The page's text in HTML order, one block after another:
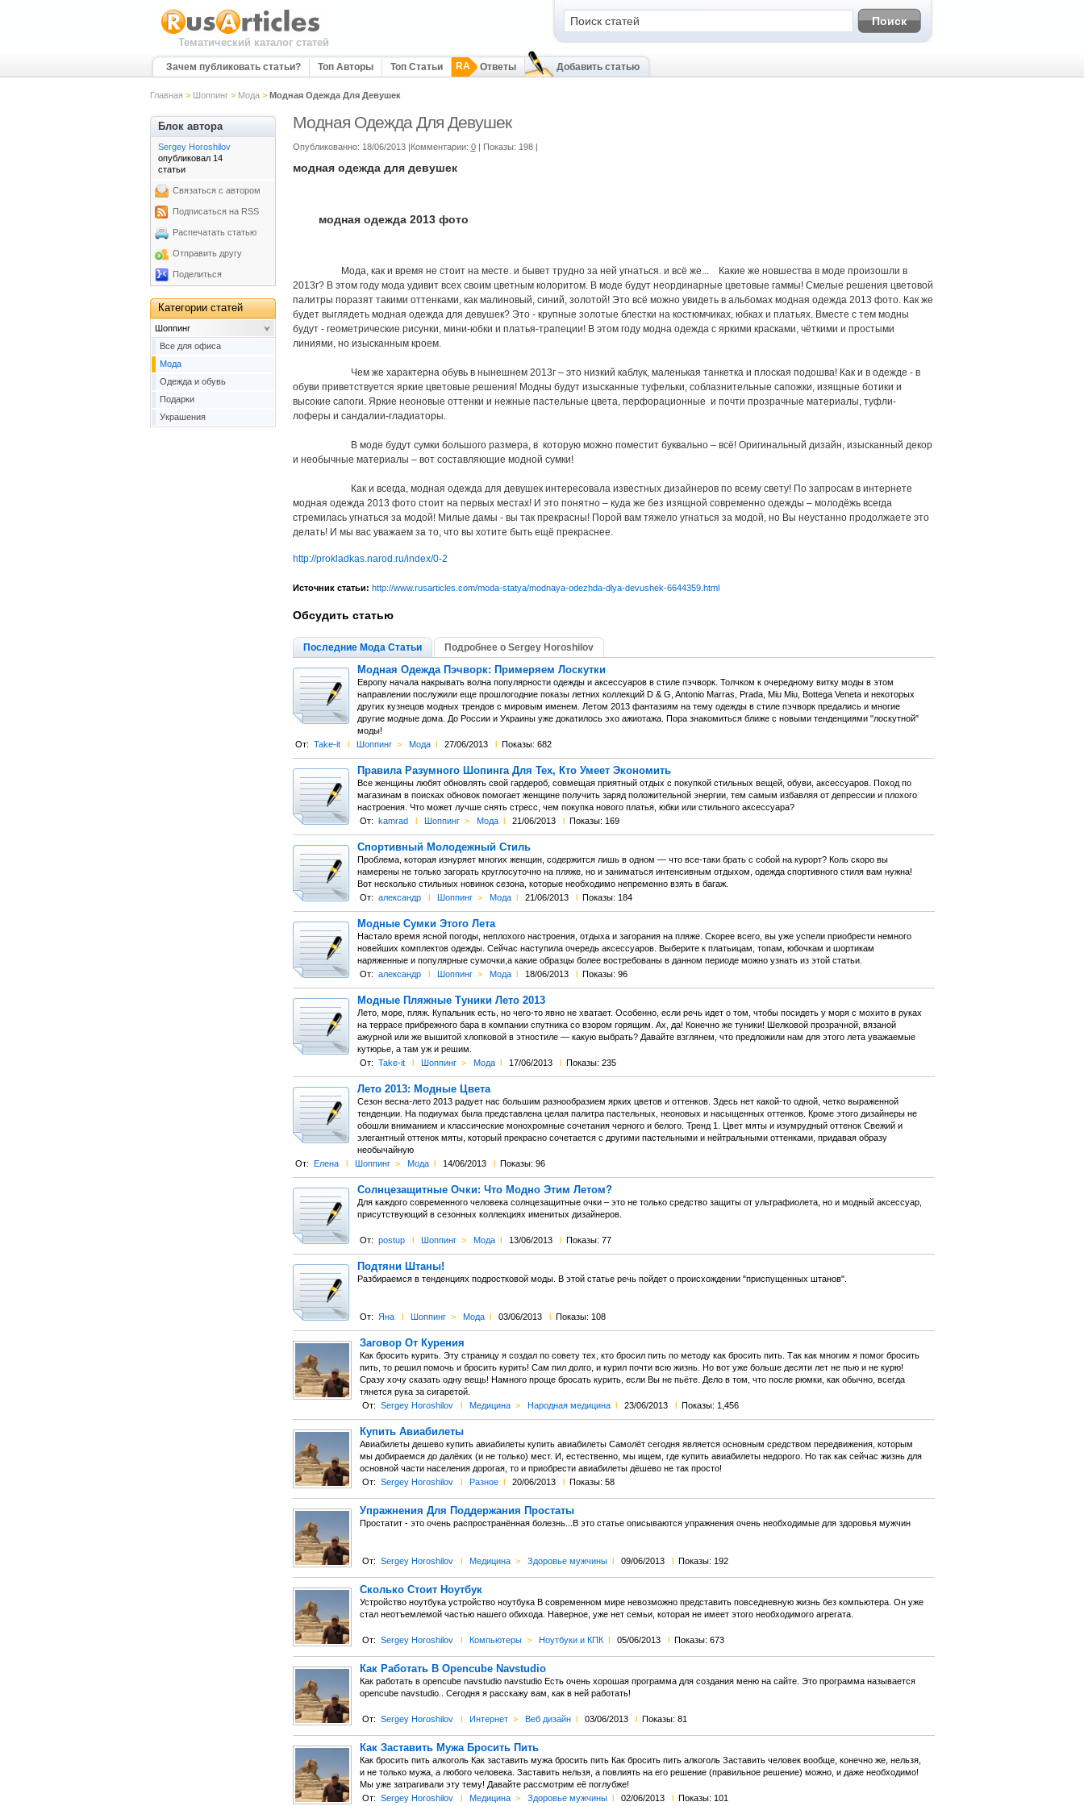
Тематический каталог статей
Зачем публиковать статьи? Топ Авторы Топ Статьи RA Ответы Добавить статью
Главная > Шоппинг> Мода> Модная Одежда Для Девушек
Модная Одежда Для Девушек
Опубликованно: 18/06/2013 |Комментарии: 0 | Показы: 198 |
модная одежда для девушек
модная одежда 2013 фото
Мода, как и время не стоит на месте. и бывет трудно за ней угнаться. и всё же... Какие же новшества в моде произошли в
2013г? В этом году мода удивит всех своим цветным колоритом. В моде будут неординарные цветовые гаммы! Смелые решения цветовой
палитры поразят такими оттенками, как малиновый, синий, золотой! Это всё можно увидеть в альбомах модная одежда 2013 фото. Как же
будет выглядеть модная одежда для девушек? Это - крупные золотые блестки на костюмчиках, юбках и платьях. Вместе с тем модны
будут - геометрические рисунки, мини-юбки и платья-трапеции! В этом году модна одежда с яркими красками, чёткими и простыми
линиями, но изысканным кроем.
Чем же характерна обувь в нынешнем 2013г – это низкий каблук, маленькая танкетка и плоская подошва! Как и в одежде - в
обуви приветствуется яркие цветовые решения! Модны будут изысканные туфельки, соблазнительные сапожки, изящные ботики и
высокие сапоги. Яркие неоновые оттенки и нежные пастельные цвета, перфорационные и почти прозрачные материалы, туфли-
лоферы и сандалии-гладиаторы.
В моде будут сумки большого размера, в которую можно поместит буквально – всё! Оригинальный дизайн, изысканный декор
и необычные материалы – вот составляющие модной сумки!
Как и всегда, модная одежда для девушек интересовала известных дизайнеров по всему свету! По запросам в интернете
модная одежда 2013 фото стоит на первых местах! И это понятно – куда же без изящной современно одежды – молодёжь всегда
стремилась угнаться за модой! Милые дамы - вы так прекрасны! Порой вам тяжело угнаться за модой, но Вы неустанно продолжаете это
делать! И мы вас уважаем за то, что вы хотите быть ещё прекраснее.
http://prokladkas.narod.ru/index/0-2
Источник статьи: http://www.rusarticles.com/moda-statya/modnaya-odezhda-dlya-devushek-6644359.html
Обсудить статью
Последние Мода Статьи Подробнее о Sergey Horoshilov
Модная Одежда Пэчворк: Примеряем Лоскутки
Европу начала накрывать волна популярности одежды и аксессуаров в стиле пэчворк. Толчком к очередному витку моды в этом
направлении послужили еще прошлогодние показы летних коллекций D & G, Antonio Marras, Prada, Miu Miu, Bottega Veneta и некоторых
других кузнецов модных трендов с мировым именем. Летом 2013 фантазиям на тему одежды в стиле пэчворк предались и многие
другие модные дома. До России и Украины уже докатилось эхо ажиотажа. Пора знакомиться ближе с новыми тенденциями "лоскутной"
моды!
От: Take-it l Шоппинг > Мода l 27/06/2013 l Показы: 682
Правила Разумного Шопинга Для Тех, Кто Умеет Экономить
Все женщины любят обновлять свой гардероб, совмещая приятный отдых с покупкой стильных вещей, обуви, аксессуаров. Поход по
магазинам в поисках обновок помогает женщине получить заряд положительной энергии, тем самым избавляя от депрессии и плохого
настроения. Что может лучше снять стресс, чем покупка нового платья, юбки или стильного аксессуара?
От: kamrad l Шоппинг > Мода l 21/06/2013 l Показы: 169
Спортивный Молодежный Стиль
Проблема, которая изнуряет многих женщин, содержится лишь в одном — что все-таки брать с собой на курорт? Коль скоро вы
намерены не только загорать круглосуточно на пляже, но и заниматься интенсивным отдыхом, одежда спортивного стиля вам нужна!
Вот несколько стильных новинок сезона, которые необходимо непременно взять в багаж.
От: александр l Шоппинг > Мода l 21/06/2013 l Показы: 184
Модные Сумки Этого Лета
Настало время ясной погоды, неплохого настроения, отдыха и загорания на пляже. Скорее всего, вы уже успели приобрести немного
новейших комплектов одежды. Сейчас наступила очередь аксессуаров. Выберите к платьицам, топам, юбочкам и шортикам
наряженные и популярные сумочки,а какие образцы более востребованы в данном периоде можно узнать из этой статьи.
От: александр l Шоппинг > Мода l 18/06/2013 l Показы: 96
Модные Пляжные Туники Лето 2013
Лето, море, пляж. Купальник есть, но чего-то явно не хватает. Особенно, если речь идет о том, чтобы посидеть у моря с мохито в руках
на террасе прибрежного бара в компании спутника со взором горящим. Ах, да! Конечно же туники! Шелковой прозрачной, вязаной
ажурной или же вышитой хлопковой в этностиле — какую выбрать? Давайте взглянем, что предложили нам для этого лета уважаемые
кутюрье, а там уж и решим.
От: Take-it l Шоппинг > Мода l 17/06/2013 l Показы: 235
Лето 2013: Модные Цвета
Сезон весна-лето 2013 радует нас большим разнообразием ярких цветов и оттенков. Здесь нет какой-то одной, четко выраженной
тенденции. На подиумах была представлена целая палитра пастельных, неоновых и насыщенных оттенков. Кроме этого дизайнеры не
обошли вниманием и классические монохромные сочетания черного и белого. Тренд 1. Цвет мяты и изумрудный оттенок Свежий и
элегантный оттенок мяты, который прекрасно сочетается с другими пастельными и нейтральными оттенками, придавая образу
необычайную
От: Елена l Шоппинг > Мода l 14/06/2013 l Показы: 96
Солнцезащитные Очки: Что Модно Этим Летом?
Для каждого современного человека солнцезащитные очки – это не только средство защиты от ультрафиолета, но и модный аксессуар,
присутствующий в сезонных коллекциях именитых дизайнеров.
От: postup l Шоппинг > Мода l 13/06/2013 l Показы: 77
Подтяни Штаны!
Разбираемся в тенденциях подростковой моды. В этой статье речь пойдет о происхождении "приспущенных штанов".
От: Яна l Шоппинг > Мода l 03/06/2013 l Показы: 108
Заговор От Курения
Как бросить курить. Эту страницу я создал по совету тех, кто бросил пить по методу как бросить пить. Так как многим я помог бросить
пить, то решил помочь и бросить курить! Сам пил долго, и курил почти всю жизнь. Но вот уже больше десяти лет не пью и не курю!
Сразу хочу сказать одну вещь! Намного проще бросать курить, если Вы не пьёте. Дело в том, что после рюмки, как обычно, всегда
тянется рука за сигаретой.
От: Sergey Horoshilov l Медицина > Народная медицина l 23/06/2013 l Показы: 1,456
Купить Авиабилеты
Авиабилеты дешево купить авиабилеты купить авиабилеты Самолёт сегодня является основным средством передвижения, которым
мы добираемся до далёких (и не только) мест. И, естественно, мы ищем, где купить авиабилеты недорого. Но так как сейчас жизнь для
основной части населения дорогая, то и приобрести авиабилеты дёшево не так просто!
От: Sergey Horoshilov l Разное l 20/06/2013 l Показы: 58
Упражнения Для Поддержания Простаты
Простатит - это очень распространённая болезнь...В это статье описываются упражнения очень необходимые для здоровья мужчин
От: Sergey Horoshilov l Медицина > Здоровье мужчины l 09/06/2013 l Показы: 192
Сколько Стоит Ноутбук
Устройство ноутбука устройство ноутбука В современном мире невозможно представить повседневную жизнь без компьютера. Он уже
стал неотъемлемой частью нашего обихода. Наверное, уже нет семьи, которая не имеет этого необходимого агрегата.
От: Sergey Horoshilov l Компьютеры > Ноутбуки и КПК l 05/06/2013 l Показы: 673
Как Работать В Opencube Navstudio
Как работать в opencube navstudio navstudio Есть очень хорошая программа для создания меню на сайте. Это программа называется
opencube navstudio.. Сегодня я расскажу вам, как в ней работать!
От: Sergey Horoshilov l Интернет > Веб дизайн l 03/06/2013 l Показы: 81
Как Заставить Мужа Бросить Пить
Как бросить пить алкоголь Как заставить мужа бросить пить Как бросить пить алкоголь Заставить человек вообще, конечно же, нельзя,
и не только мужа, а любого человека. Заставить нельзя, а повлиять на его решение (правильное решение) можно, и даже необходимо!
Мы уже затрагивали эту тему! Давайте рассмотрим её поглубже!
От: Sergey Horoshilov l Медицина > Здоровье мужчины l 02/06/2013 l Показы: 101
Блок автора
Sergey Horoshilov
опубликовал 14
статьи
Связаться с автором
Подписаться на RSS
Распечатать статью
Отправить другу
Поделиться
Категории статей
Шоппинг
Все для офиса
Мода
Одежда и обувь
Подарки
Украшения